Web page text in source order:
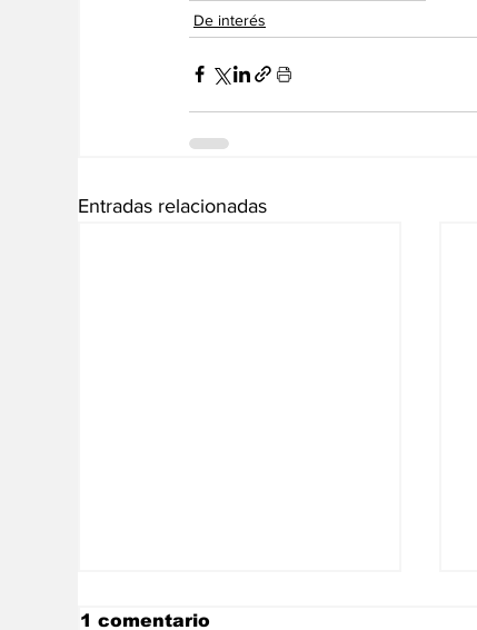
De interés
Entradas relacionadas
1 comentario